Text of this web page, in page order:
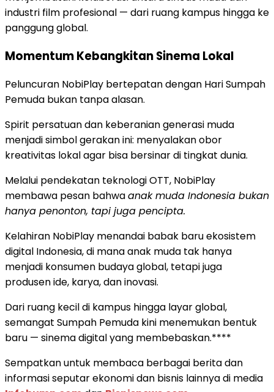
industri film profesional — dari ruang kampus hingga ke
panggung global.
Momentum Kebangkitan Sinema Lokal
Peluncuran NobiPlay bertepatan dengan Hari Sumpah
Pemuda bukan tanpa alasan.
Spirit persatuan dan keberanian generasi muda
menjadi simbol gerakan ini: menyalakan obor
kreativitas lokal agar bisa bersinar di tingkat dunia.
Melalui pendekatan teknologi OTT, NobiPlay
membawa pesan bahwaanak muda Indonesia bukan
hanya penonton, tapi juga pencipta.
Kelahiran NobiPlay menandai babak baru ekosistem
digital Indonesia, di mana anak muda tak hanya
menjadi konsumen budaya global, tetapi juga
produsen ide, karya, dan inovasi.
Dari ruang kecil di kampus hingga layar global,
semangat Sumpah Pemuda kini menemukan bentuk
baru — sinema digital yang membebaskan.****
Sempatkan untuk membaca berbagai berita dan
informasi seputar ekonomi dan bisnis lainnya di media